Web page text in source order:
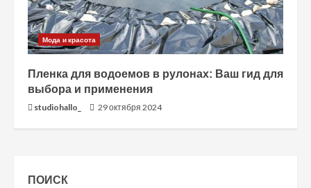
Мода и красота
Пленка для водоемов в рулонах: Ваш гид для
выбора и применения
studiohallo_ 29 октября 2024
ПОИСК